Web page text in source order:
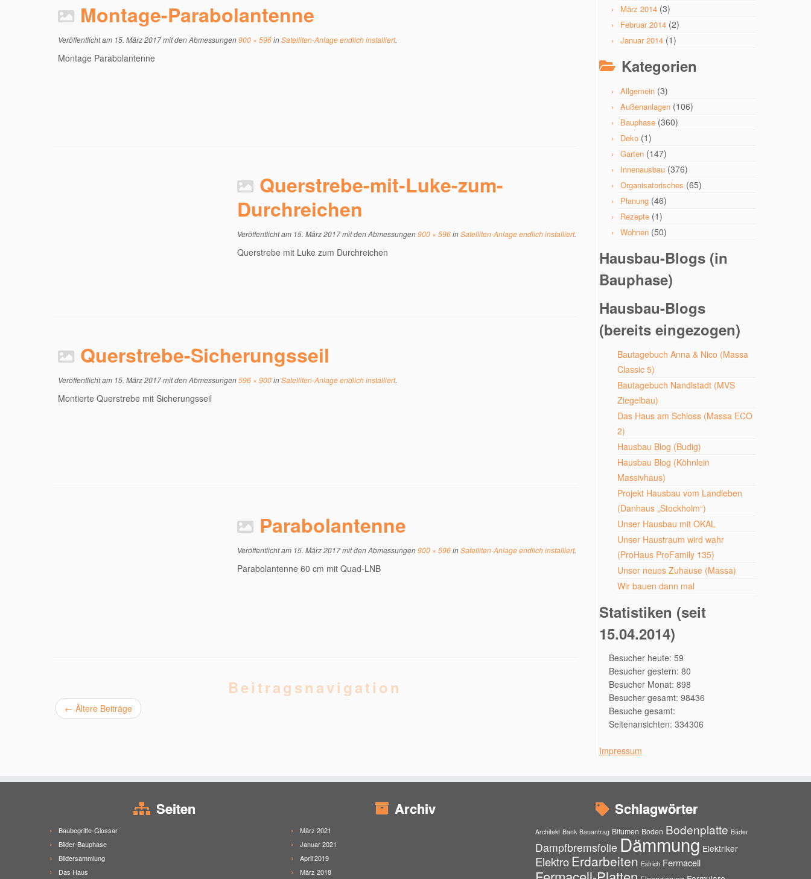
Montage-Parabolantenne
Veröffentlicht am 15. März 2017mit den Abmessungen900 × 596inSatelliten-Anlage endlich installiert.
Montage Parabolantenne
Querstrebe-mit-Luke-zum-
Durchreichen
Veröffentlicht am 15. März 2017mit den Abmessungen900 × 596inSatelliten-Anlage endlich installiert.
Querstrebe mit Luke zum Durchreichen
Querstrebe-Sicherungsseil
Veröffentlicht am 15. März 2017mit den Abmessungen596 × 900inSatelliten-Anlage endlich installiert.
Montierte Querstrebe mit Sicherungsseil
Parabolantenne
Veröffentlicht am 15. März 2017mit den Abmessungen900 × 596inSatelliten-Anlage endlich installiert.
Parabolantenne 60 cm mit Quad-LNB
Beitragsnavigation
← Ältere Beiträge
März 2014 (3)
Februar 2014 (2)
Januar 2014 (1)
Kategorien
Allgemein (3)
Außenanlagen (106)
Bauphase (360)
Deko (1)
Garten (147)
Innenausbau (376)
Organisatorisches (65)
Planung (46)
Rezepte (1)
Wohnen (50)
Hausbau-Blogs (in
Bauphase)
Hausbau-Blogs
(bereits eingezogen)
Bautagebuch Anna & Nico (Massa
Classic 5)
Bautagebuch Nandlstadt (MVS
Ziegelbau)
Das Haus am Schloss (Massa ECO
2)
Hausbau Blog (Budig)
Hausbau Blog (Köhnlein
Massivhaus)
Projekt Hausbau vom Landleben
(Danhaus „Stockholm“)
Unser Hausbau mit OKAL
Unser Haustraum wird wahr
(ProHaus ProFamily 135)
Unser neues Zuhause (Massa)
Wir bauen dann mal
Statistiken (seit
15.04.2014)
Besucher heute: 59
Besucher gestern: 80
Besucher Monat: 898
Besucher gesamt: 98436
Besuche gesamt:
Seitenansichten: 334306
Impressum
Seiten
Baubegriffe-Glossar
Bilder-Bauphase
Bildersammlung
Das Haus
Archiv
März 2021
Januar 2021
April 2019
März 2018
Schlagwörter
Architekt Bank Bauantrag Bitumen Boden Bodenplatte Bäder
Dampfbremsfolie Dämmung Elektriker
Elektro Erdarbeiten Estrich Fermacell